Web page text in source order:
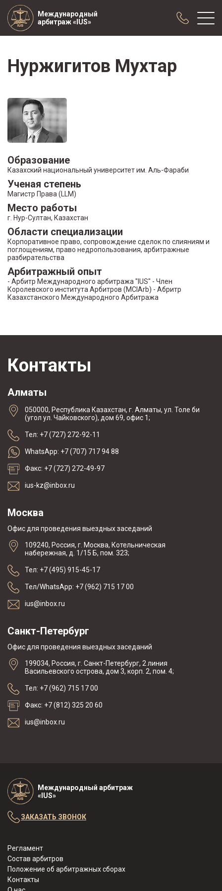
Международный
арбитраж «IUS»
О нас
Публикации
Сотрудничество
Конференции
Новости
Образцы договоров с арбитражной
оговоркой
Нуржигитов Мухтар
Образование
Казахский национальный университет им. Аль-Фараби
Ученая степень
Магистр Права (LLM)
Место работы
г. Нур-Султан, Казахстан
Области специализации
Корпоративное право, сопровождение сделок по слияниям и
поглощениям, право недропользования, арбитражные
разбирательства
Арбитражный опыт
- Арбитр Международного арбитража "IUS" - Член
Королевского института Арбитров (MCIArb) - Абритр
Казахстанского Международного Арбитража
Контакты
Алматы
050000, Республика Казахстан, г. Алматы, ул. Толе би
(угол ул. Чайковского), дом 69, офис 1;
Тел: +7 (727) 272-92-11
WhatsApp: +7 (707) 717 94 88
Факс: +7 (727) 272-49-97
ius-kz@inbox.ru
Москва
Офис для проведения выездных заседаний
109240, Россия, г. Москва, Котельническая
набережная, д. 1/15 Б, пом. 323;
Тел: +7 (495) 915-45-17
Тел/WhatsApp: +7 (962) 715 17 00
ius@inbox.ru
Санкт-Петербург
Офис для проведения выездных заседаний
199034, Россия, г. Санкт-Петербург, 2 линия
Васильевского острова, дом 3, корп. 2, пом. 4;
Тел: +7 (962) 715 17 00
Факс: +7 (812) 325 20 60
ius@inbox.ru
Международный арбитраж
«IUS»
Регламент
Состав арбитров
Положение об арбитражных сборах
Контакты
ЗАКАЗАТЬ ЗВОНОК